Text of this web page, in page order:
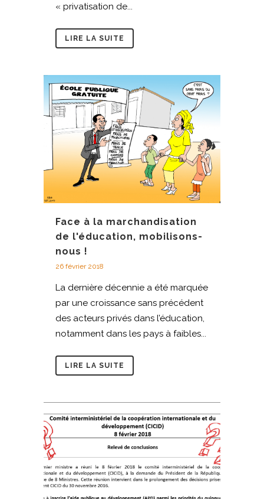
« privatisation de...
LIRE LA SUITE
Face à la marchandisation
de l'éducation, mobilisons-
nous !
26 février 2018
La dernière décennie a été marquée
par une croissance sans précédent
des acteurs privés dans l’éducation,
notamment dans les pays à faibles...
LIRE LA SUITE